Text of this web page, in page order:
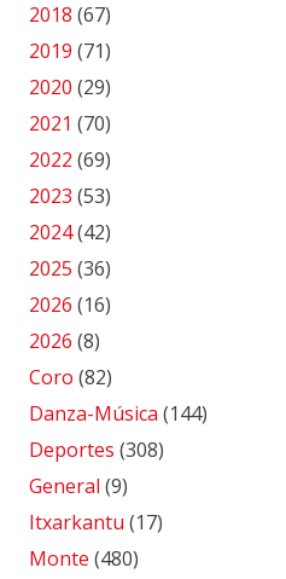
2018 (67)
2019 (71)
2020 (29)
2021 (70)
2022 (69)
2023 (53)
2024(42)
2025 (36)
2026 (16)
2026 (8)
Coro (82)
Danza-Música (144)
Deportes (308)
General (9)
Itxarkantu (17)
Monte (480)